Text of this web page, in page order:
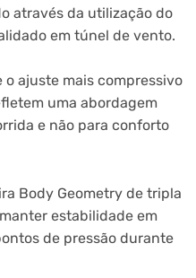
através da utilização do
em túnel de vento.
ajuste mais compressivo
uma abordagem
e não para conforto
Body Geometry de tripla
estabilidade em
de pressão durante